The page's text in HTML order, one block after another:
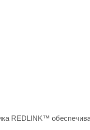
REDLINK™